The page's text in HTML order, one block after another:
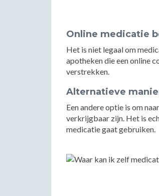
Online medicatie
Het is niet legaal om
apotheken die een online
verstrekken.
Alternatieve
Een andere optie is om
verkrijgbaar zijn. Het is
medicatie gaat gebruiken.